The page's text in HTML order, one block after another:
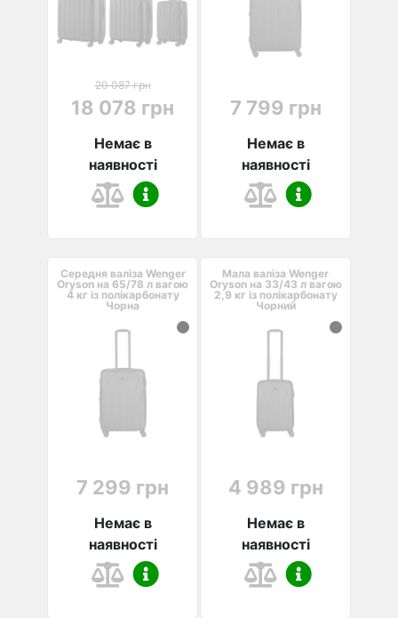
20 087 грн
18 078 грн
Немає в
наявності
7 799 грн
Немає в
наявності
Середня валіза Wenger
Oryson на 65/78 л вагою
4 кг із полікарбонату
Чорна
7 299 грн
Немає в
наявності
Мала валіза Wenger
Oryson на 33/43 л вагою
2,9 кг із полікарбонату
Чорний
4 989 грн
Немає в
наявності